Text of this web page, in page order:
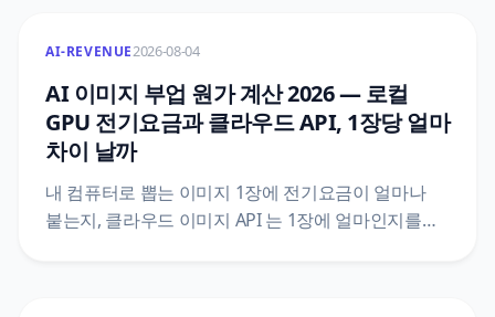
나뉘는지, 한 단만 빠져도 왜 거절이 성립하지
AI-REVENUE2026-08-04
AI 이미지 부업 원가 계산 2026 — 로컬
GPU 전기요금과 클라우드 API, 1장당 얼마
차이 날까
내 컴퓨터로 뽑는 이미지 1장에 전기요금이 얼마나
붙는지, 클라우드 이미지 API 는 1장에 얼마인지를